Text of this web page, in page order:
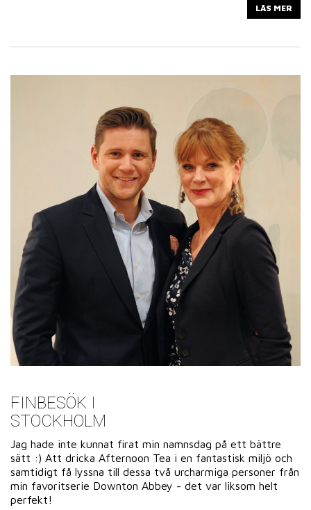
LÄS MER
FINBESÖK I
STOCKHOLM
Jag hade inte kunnat firat min namnsdag på ett bättre
sätt :) Att dricka Afternoon Tea i en fantastisk miljö och
samtidigt få lyssna till dessa två urcharmiga personer från
min favoritserie Downton Abbey - det var liksom helt
perfekt!